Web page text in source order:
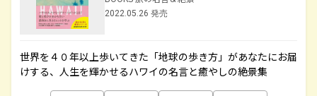
2022.05.26 発売
世界を４０年以上歩いてきた「地球の歩き方」があなたにお届
けする、人生を輝かせるハワイの名言と癒やしの絶景集